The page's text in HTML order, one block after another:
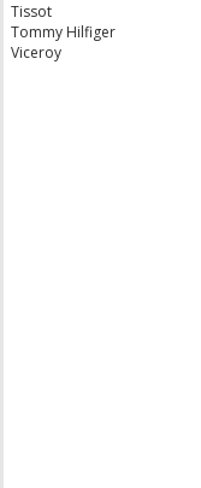
Tissot
Tommy Hilfiger
Viceroy